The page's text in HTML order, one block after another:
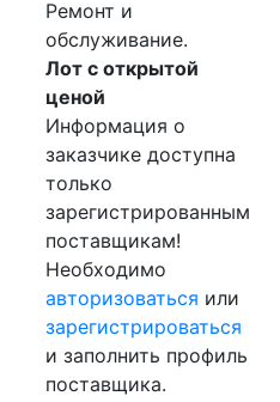
Ремонт и
обслуживание.
Лот с открытой
ценой
Информация о
заказчике доступна
только
зарегистрированным
поставщикам!
Необходимо
авторизоваться или
зарегистрироваться
и заполнить профиль
поставщика.